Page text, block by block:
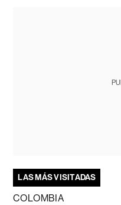
LAS MÁS VISITADAS
COLOMBIA